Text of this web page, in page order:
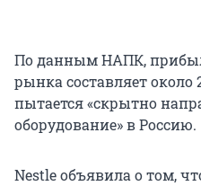
По данным НАПК,
рынка составляет около
пытается «скрытно
оборудование» в Россию.
Nestle объявила о том,